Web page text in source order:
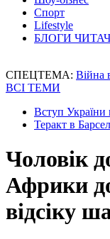
Спорт
Lifestyle
БЛОГИ
СПЕЦТЕМА: Війна
ВСІ ТЕМИ
Вступ
Теракт в
Чоловік
Африки
відсіку